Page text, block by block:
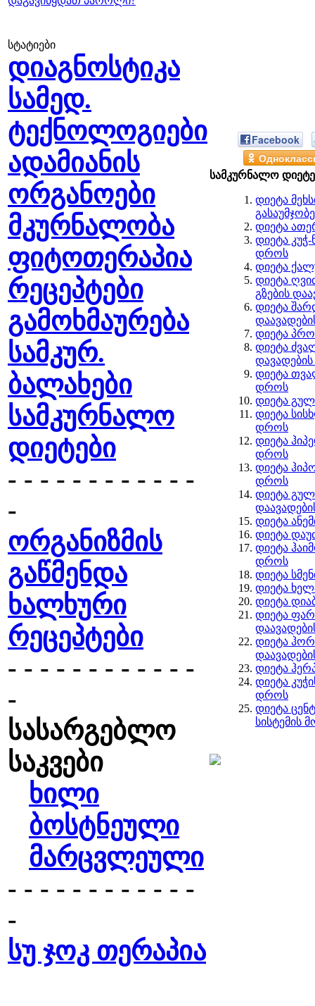
სტატიები
დიაგნოსტიკა
სამედ.
ტექნოლოგიები
ადამიანის
ორგანოები
მკურნალობა
ფიტოთერაპია
რეცეპტები
გამოხმაურება
სამკურ.
ბალახები
სამკურნალო
დიეტები
- - - - - - - - - - - -
-
ორგანიზმის
გაწმენდა
ხალხური
რეცეპტები
- - - - - - - - - - - -
-
სასარგებლო
საკვები
ხილი
ბოსტნეული
მარცვლეული
- - - - - - - - - - - -
-
სუ ჯოკ თერაპია
Facebook
სამკურნალო
დიეტა
დიეტა
დიეტა
დროს
დიეტა
დიეტა
გზების
დიეტა
დიეტა
დიეტა
დიეტა
დროს
დიეტა
დიეტა
დროს
დიეტა
დროს
დიეტა
დროს
დიეტა
დიეტა
დიეტა
დიეტა
დროს
დიეტა
დიეტა
დიეტა
დიეტა
დიეტა
დიეტა
დიეტა
დროს
დიეტა
სისტემის